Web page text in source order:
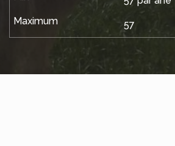
57